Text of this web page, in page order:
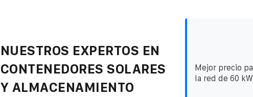
NUESTROS EXPERTOS EN
CONTENEDORES SOLARES
Y ALMACENAMIENTO
Mejor precio
la red de 60 kW